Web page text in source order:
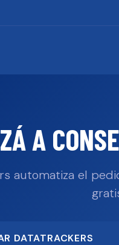
A
automatiza el
DATATRACKERS